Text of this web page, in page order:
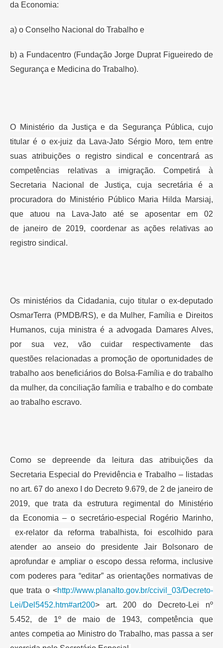
da Economia:
a) o Conselho Nacional do Trabalho e
b) a Fundacentro (Fundação Jorge Duprat Figueiredo de
Segurança e Medicina do Trabalho).
O Ministério da Justiça e da Segurança Pública, cujo
titular é o ex-juiz da
Lava-Jato Sérgio Moro, tem entre
suas atribuições o registro sindical econcentrará as
competências relativas a imigração. Competirá à
Secretaria
Nacional de Justiça, cuja secretária é a
procuradora do Ministério Público Maria Hilda Marsiaj,
que atuou na Lava-Jato até se aposentar em 02
de janeiro de 2019, coordenar as ações relativas ao
registro sindical.
Os ministérios da Cidadania, cujo titular o ex-deputado
OsmarTerra (PMDB/RS), e da Mulher, Família e Direitos
Humanos, cuja ministra é aadvogada Damares Alves,
por sua vez, vão cuidar respectivamente das
questões relacionadas a promoção de oportunidades de
trabalho aos beneficiários do Bolsa-Família e do trabalho
da mulher, da conciliação família e trabalho e do combate
ao trabalho escravo.
Como se depreende da leitura das atribuições da
Secretaria Especial do Previdência e Trabalho – listadas
no art. 67 do anexo I do Decreto 9.679, de 2 de janeiro de
2019, que trata da estrutura regimental do Ministério
da
Economia – o secretário-especial Rogério Marinho,
ex-relator da reforma trabalhista, foi escolhido para
atender ao anseio do presidente Jair
Bolsonaro de
aprofundar e ampliar o escopo dessa reforma, inclusive
com poderes para “editar” as orientações normativas de
que trata o <http://www.planalto.gov.br/ccivil_03/Decreto-
Lei/Del5452.htm#art200> art. 200 do Decreto-Lei nº
5.452, de 1º de maio de 1943, competência que
antes competia ao Ministro do Trabalho, mas passa a ser